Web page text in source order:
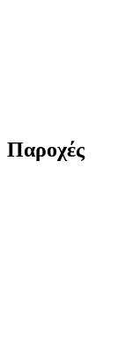
Παροχές